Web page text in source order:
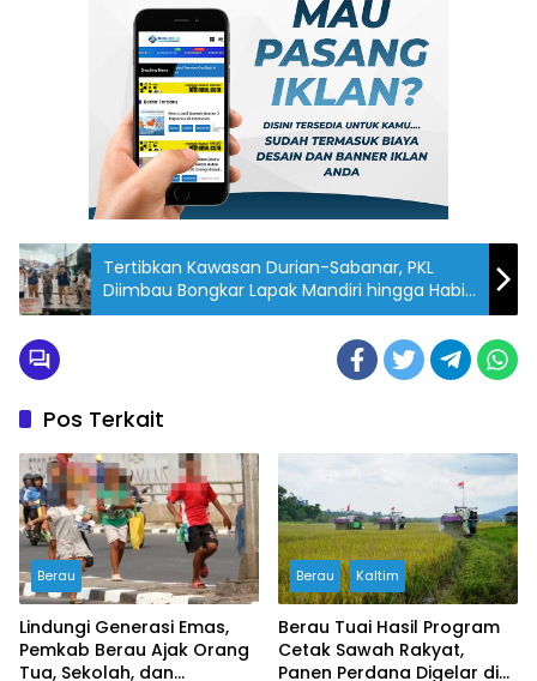
Tertibkan Kawasan Durian-Sabanar, PKL
Diimbau Bongkar Lapak Mandiri hingga Habis
Lebaran
Pos Terkait
Berau
Lindungi Generasi Emas,
Pemkab Berau Ajak Orang
Tua, Sekolah, dan
Berau Kaltim
Berau Tuai Hasil Program
Cetak Sawah Rakyat,
Panen Perdana Digelar di